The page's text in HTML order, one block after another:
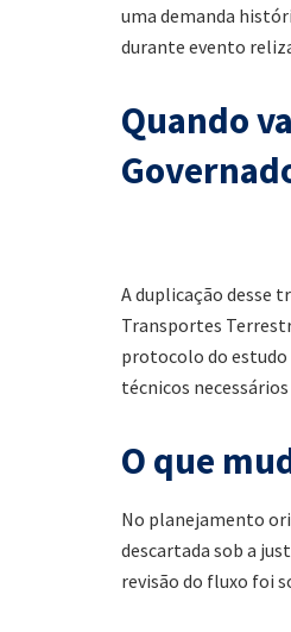
uma demanda
durante evento
Quando
A duplicação desse
Transportes
protocolo do estudo
técnicos
O que
No planejamento
descartada sob a
revisão do fluxo foi